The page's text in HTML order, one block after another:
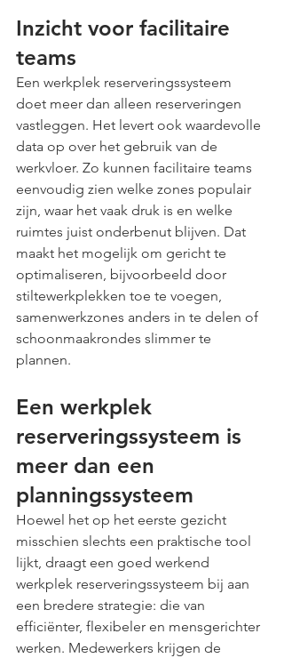
Inzicht voor facilitaire
teams
Een werkplek reserveringssysteem
doet meer dan alleen reserveringen
vastleggen. Het levert ook waardevolle
data op over het gebruik van de
werkvloer. Zo kunnen facilitaire teams
eenvoudig zien welke zones populair
zijn, waar het vaak druk is en welke
ruimtes juist onderbenut blijven. Dat
maakt het mogelijk om gericht te
optimaliseren, bijvoorbeeld door
stiltewerkplekken toe te voegen,
samenwerkzones anders in te delen of
schoonmaakrondes slimmer te
plannen.
Een werkplek
reserveringssysteem is
meer dan een
planningssysteem
Hoewel het op het eerste gezicht
misschien slechts een praktische tool
lijkt, draagt een goed werkend
werkplek reserveringssysteem bij aan
een bredere strategie: die van
efficiënter, flexibeler en mensgerichter
werken. Medewerkers krijgen de